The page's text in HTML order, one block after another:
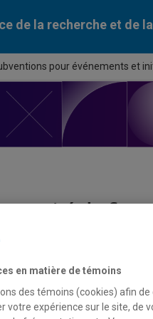
de la recherche et de
pour événements et
de
pour événements et
en matière de témoins
des témoins (cookies) afin
votre expérience sur le site, de